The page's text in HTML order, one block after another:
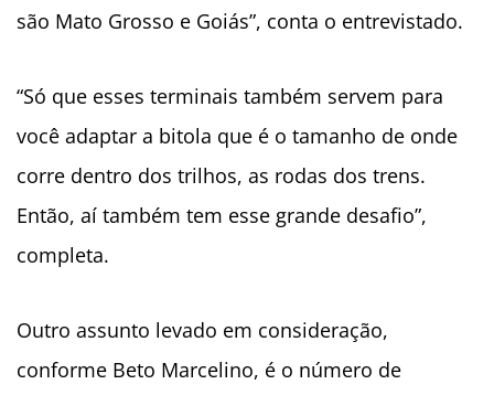
são Mato Grosso e Goiás”, conta o entrevistado.
“Só que esses terminais também servem para
você adaptar a bitola que é o tamanho de onde
corre dentro dos trilhos, as rodas dos trens.
Então, aí também tem esse grande desafio”,
completa.
Outro assunto levado em consideração,
conforme Beto Marcelino, é o número de